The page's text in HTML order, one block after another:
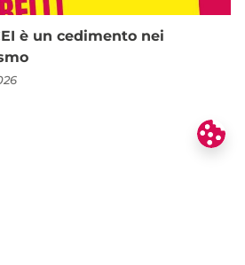
è un cedimento nei